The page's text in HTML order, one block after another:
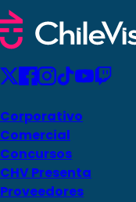
Corporativo
Comercial
Concursos
CHV Presenta
Proveedores